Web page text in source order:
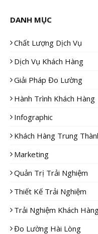
DANH MỤC
Chất Lượng Dịch Vụ
Dịch Vụ Khách Hàng
Giải Pháp Đo Lường
Hành Trình Khách Hàng
Infographic
Khách Hàng Trung
Marketing
Quản Trị Trải Nghiệm
Thiết Kế Trải Nghiệm
Trải Nghiệm Khách
Đo Lường Hài Lòng